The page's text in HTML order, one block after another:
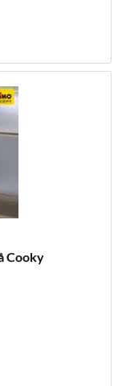
Cooky